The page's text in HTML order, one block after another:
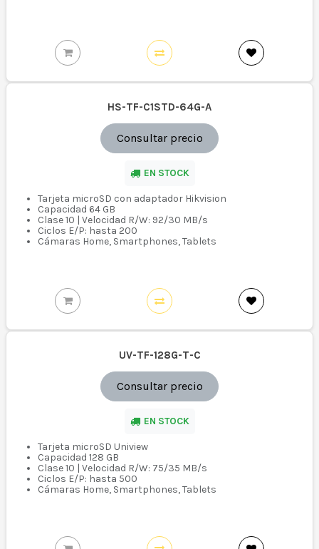
HS-TF-C1STD-64G-A
Consultar precio
EN STOCK
Tarjeta microSD con adaptador Hikvision
Capacidad 64 GB
Clase 10 | Velocidad R/W: 92/30 MB/s
Ciclos E/P: hasta 200
Cámaras Home, Smartphones, Tablets
UV-TF-128G-T-C
Consultar precio
EN STOCK
Tarjeta microSD Uniview
Capacidad 128 GB
Clase 10 | Velocidad R/W: 75/35 MB/s
Ciclos E/P: hasta 500
Cámaras Home, Smartphones, Tablets